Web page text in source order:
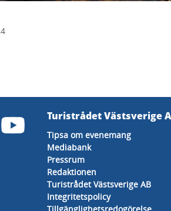
Turistrådet Västsverige
Tipsa om evenemang
Mediabank
Pressrum
Redaktionen
Turistrådet Västsverige AB
Integritetspolicy